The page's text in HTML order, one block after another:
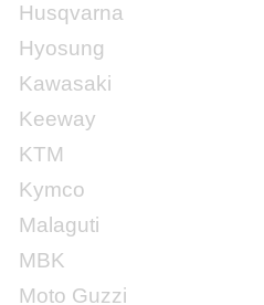
Husqvarna
Hyosung
Kawasaki
Keeway
KTM
Kymco
Malaguti
MBK
Moto Guzzi